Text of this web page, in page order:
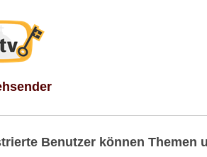
Benutzer können Themen